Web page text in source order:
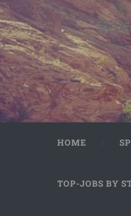
HOME
TOP-JOBS BY